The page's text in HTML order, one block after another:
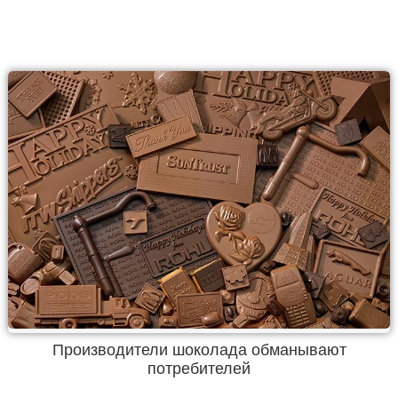
Производители шоколада обманывают
потребителей